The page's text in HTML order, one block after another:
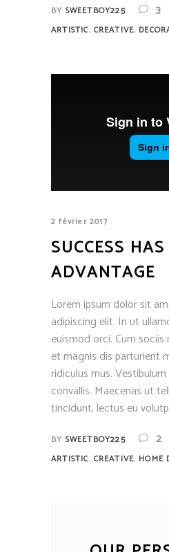
BY SWEETBOY225 3
ARTISTIC, CREATIVE,
2 février 2017
SUCCESS
ADVANTAGE
Lorem ipsum dolor sit
adipiscing elit. In ut
euismod orci. Cum
et magnis dis parturient
ridiculus mus.
convallis. Maecenas ut
tincidunt, lectus eu
BY SWEETBOY225 2
ARTISTIC, CREATIVE, HOME